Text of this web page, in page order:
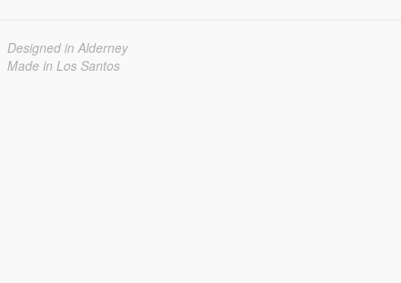
Designed in Alderney
Made in Los Santos